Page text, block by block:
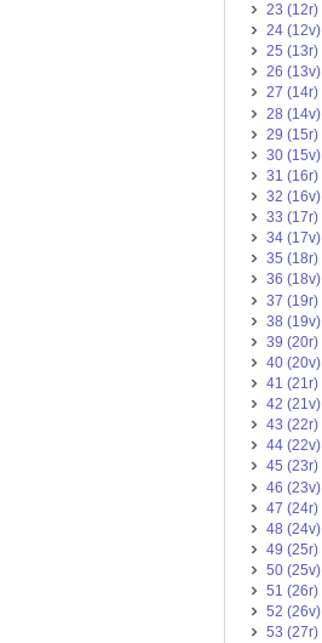
23 (12r)
24 (12v)
25 (13r)
26 (13v)
27 (14r)
28 (14v)
29 (15r)
30 (15v)
31 (16r)
32 (16v)
33 (17r)
34 (17v)
35 (18r)
36 (18v)
37 (19r)
38 (19v)
39 (20r)
40 (20v)
41 (21r)
42 (21v)
43 (22r)
44 (22v)
45 (23r)
46 (23v)
47 (24r)
48 (24v)
49 (25r)
50 (25v)
51 (26r)
52 (26v)
53 (27r)